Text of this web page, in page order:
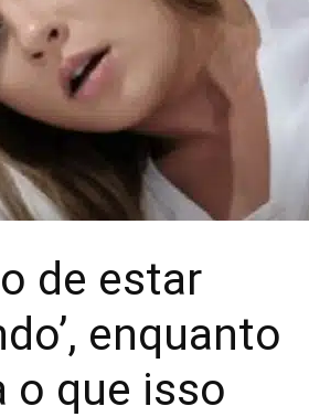
Mais
de estar
enquanto
o que isso